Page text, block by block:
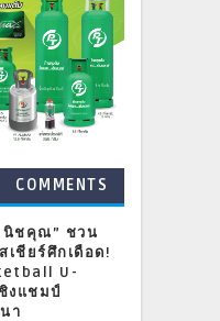
COMMENTS
นิชคุณ” ชวน
ชียร์ศึกเดือด!
U-
งแชมป์
า